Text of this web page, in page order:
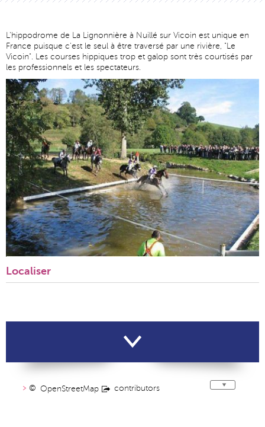
L'hippodrome de La Lignonnière à Nuillé sur Vicoin est unique en
France puisque c'est le seul à être traversé par une rivière, "Le
Vicoin". Les courses hippiques trop et galop sont très courtisés par
les professionnels et les spectateurs.
Localiser
© OpenStreetMap contributors